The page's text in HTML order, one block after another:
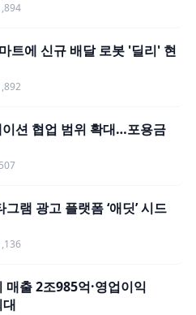
트에 신규 배달 로봇 '딜리' 현
션 협업 범위 확대…포용금
램 광고 플랫폼 ‘애딧’ 시드
출 2조985억·영업이익